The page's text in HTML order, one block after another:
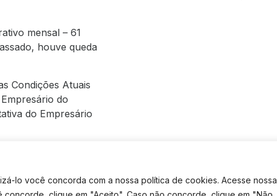
lo você concorda com a nossa política de cookies. Acesse nossa
mensal – 61
houve queda
Condições Atuais
do
do Empresário
de -0,4%: de